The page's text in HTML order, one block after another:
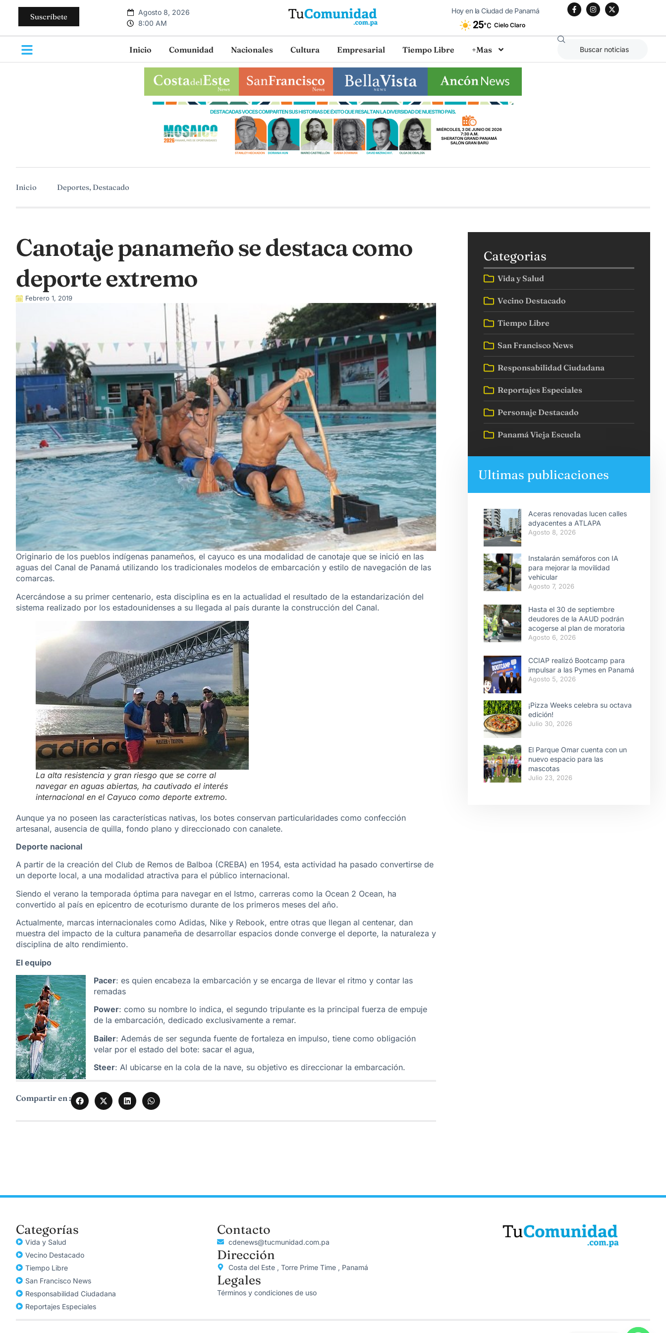
Suscríbete
Agosto 8, 2026
8:00 AM
Hoy en la Ciudad de Panamá
25°C Cielo Claro
Inicio Comunidad Nacionales Cultura Empresarial Tiempo Libre +Mas
Inicio Deportes, Destacado
Canotaje panameño se destaca como
deporte extremo
Febrero 1, 2019
Originario de los pueblos indígenas panameños, el cayuco es una modalidad de canotaje que se inició en las
aguas del Canal de Panamá utilizando los tradicionales modelos de embarcación y estilo de navegación de las
comarcas.
Acercándose a su primer centenario, esta disciplina es en la actualidad el resultado de la estandarización del
sistema realizado por los estadounidenses a su llegada al país durante la construcción del Canal.
La alta resistencia y gran riesgo que se corre al
navegar en aguas abiertas, ha cautivado el interés
internacional en el Cayuco como deporte extremo.
Aunque ya no poseen las características nativas, los botes conservan particularidades como confección
artesanal, ausencia de quilla, fondo plano y direccionado con canalete.
Deporte nacional
A partir de la creación del Club de Remos de Balboa (CREBA) en 1954, esta actividad ha pasado convertirse de
un deporte local, a una modalidad atractiva para el público internacional.
Siendo el verano la temporada óptima para navegar en el Istmo, carreras como la Ocean 2 Ocean, ha
convertido al país en epicentro de ecoturismo durante de los primeros meses del año.
Actualmente, marcas internacionales como Adidas, Nike y Rebook, entre otras que llegan al centenar, dan
muestra del impacto de la cultura panameña de desarrollar espacios donde converge el deporte, la naturaleza y
disciplina de alto rendimiento.
El equipo
Pacer: es quien encabeza la embarcación y se encarga de llevar el ritmo y contar las
remadas
Power: como su nombre lo indica, el segundo tripulante es la principal fuerza de empuje
de la embarcación, dedicado exclusivamente a remar.
Bailer: Además de ser segunda fuente de fortaleza en impulso, tiene como obligación
velar por el estado del bote: sacar el agua,
Steer: Al ubicarse en la cola de la nave, su objetivo es direccionar la embarcación.
Compartir en :
Categorias
Vida y Salud
Vecino Destacado
Tiempo Libre
San Francisco News
Responsabilidad Ciudadana
Reportajes Especiales
Personaje Destacado
Panamá Vieja Escuela
Ultimas publicaciones
Aceras renovadas lucen calles
adyacentes a ATLAPA
Agosto 8, 2026
Instalarán semáforos con IA
para mejorar la movilidad
vehicular
Agosto 7, 2026
Hasta el 30 de septiembre
deudores de la AAUD podrán
acogerse al plan de moratoria
Agosto 6, 2026
CCIAP realizó Bootcamp para
impulsar a las Pymes en Panamá
Agosto 5, 2026
¡Pizza Weeks celebra su octava
edición!
Julio 30, 2026
El Parque Omar cuenta con un
nuevo espacio para las
mascotas
Julio 23, 2026
Categorías
Vida y Salud
Vecino Destacado
Tiempo Libre
San Francisco News
Responsabilidad Ciudadana
Reportajes Especiales
Contacto
cdenews@tucmunidad.com.pa
Dirección
Costa del Este , Torre Prime Time , Panamá
Legales
Términos y condiciones de uso